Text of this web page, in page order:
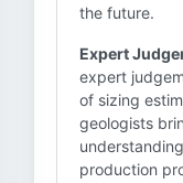
the future.
Expert
expert
of sizing
geologists
production